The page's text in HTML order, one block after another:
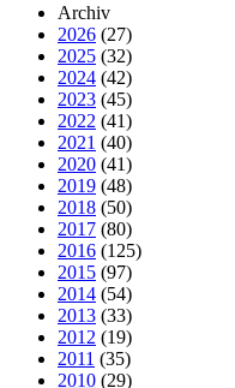
Archiv
2026 (27)
2025 (32)
2024 (42)
2023 (45)
2022 (41)
2021 (40)
2020 (41)
2019 (48)
2018 (50)
2017 (80)
2016 (125)
2015 (97)
2014 (54)
2013 (33)
2012 (19)
2011 (35)
2010 (29)